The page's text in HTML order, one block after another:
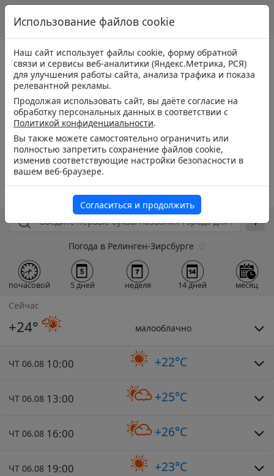
Погода в Релинген-Зирсбурге
почасовой 5 дней неделя 14 дней месяц
Сейчас
+24° малооблачно
ЧТ 06.08 10:00 +22°C
ЧТ 06.08 13:00 +25°C
ЧТ 06.08 16:00 +26°C
ЧТ 06.08 19:00 +23°C
Использование файлов cookie
Наш сайт использует файлы cookie, форму обратной
связи и сервисы веб-аналитики (Яндекс.Метрика, РСЯ)
для улучшения работы сайта, анализа трафика и показа
релевантной рекламы.
Продолжая использовать сайт, вы даёте согласие на
обработку персональных данных в соответствии с
Политикой конфиденциальности.
Вы также можете самостоятельно ограничить или
полностью запретить сохранение файлов cookie,
изменив соответствующие настройки безопасности в
вашем веб-браузере.
Согласиться и продолжить